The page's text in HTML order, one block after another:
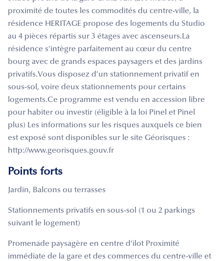
proximité de toutes les commodités du centre-ville, la
résidence HERITAGE propose des logements du Studio
au 4 pièces répartis sur 3 étages avec ascenseurs.La
résidence s'intègre parfaitement au cœur du centre
bourg avec de grands espaces paysagers et des jardins
privatifs.Vous disposez d’un stationnement privatif en
sous-sol, voire deux stationnements pour certains
logements.Ce programme est vendu en accession libre
pour habiter ou investir (éligible à la loi Pinel et Pinel
plus) Les informations sur les risques auxquels ce bien
est exposé sont disponibles sur le site Géorisques :
http://www.georisques.gouv.fr
Points forts
Jardin, Balcons ou terrasses
Stationnements privatifs en sous-sol (1 ou 2 parkings
suivant le logement)
Promenade paysagère en centre d’ilot Proximité
immédiate de la gare et des commerces du centre-ville et